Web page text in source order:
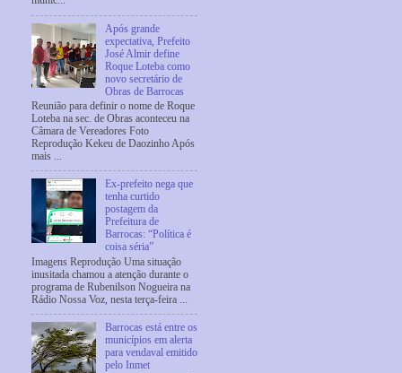
Após grande
expectativa, Prefeito
José Almir define
Roque Loteba como
novo secretário de
Obras de Barrocas
Reunião para definir o nome de Roque
Loteba na sec. de Obras aconteceu na
Câmara de Vereadores Foto
Reprodução Kekeu de Daozinho Após
mais ...
Ex-prefeito nega que
tenha curtido
postagem da
Prefeitura de
Barrocas: “Política é
coisa séria”
Imagens Reprodução Uma situação
inusitada chamou a atenção durante o
programa de Rubenilson Nogueira na
Rádio Nossa Voz, nesta terça-feira ...
Barrocas está entre os
municípios em alerta
para vendaval emitido
pelo Inmet